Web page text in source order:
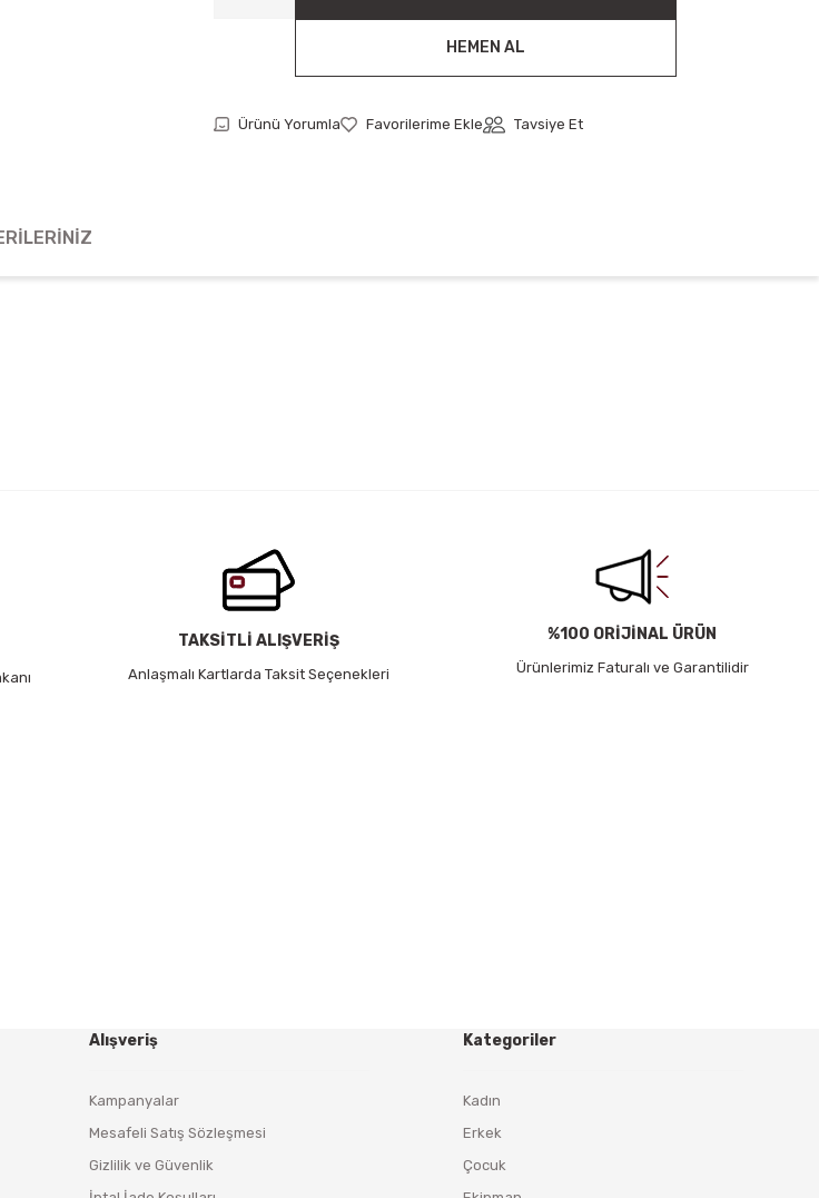
HEMEN AL
Ürünü Yorumla Tavsiye Et
TAKSİTLİ ALIŞVERİŞ
Anlaşmalı Kartlarda Taksit Seçenekleri
%100 ORİJİNAL ÜRÜN
Ürünlerimiz Faturalı ve Garantilidir
Alışveriş
Kampanyalar
Mesafeli Satış Sözleşmesi
Gizlilik ve Güvenlik
Kategoriler
Kadın
Erkek
Çocuk